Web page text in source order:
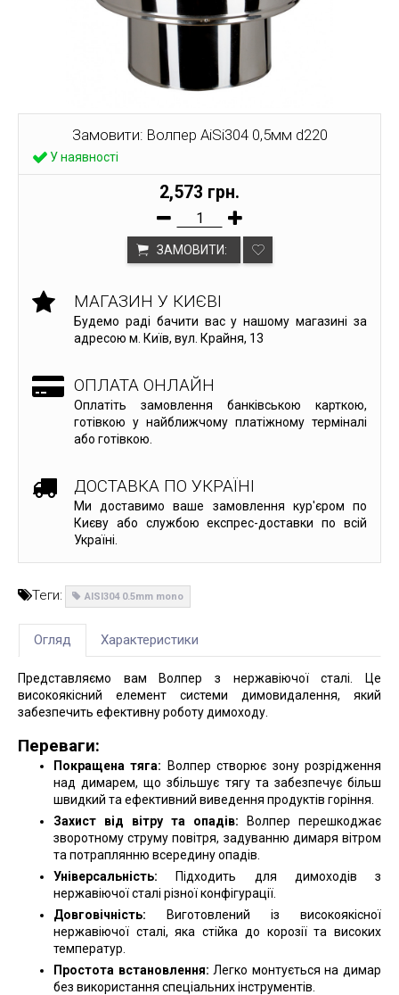
Замовити: Волпер AiSi304 0,5мм d220
У наявності
2,573 грн.
ЗАМОВИТИ:
МАГАЗИН У КИЄВІ
Будемо раді бачити вас у нашому магазині за
адресою м. Київ, вул. Крайня, 13
ОПЛАТА ОНЛАЙН
Оплатіть замовлення банківською карткою,
готівкою у найближчому платіжному терміналі
або готівкою.
ДОСТАВКА ПО УКРАЇНІ
Ми доставимо ваше замовлення кур'єром по
Києву або службою експрес-доставки по всій
Україні.
Теги: AISI304 0.5mm mono
Огляд Характеристики
Представляємо вам Волпер з нержавіючої сталі. Це
високоякісний елемент системи димовидалення, який
забезпечить ефективну роботу димоходу.
Переваги:
Покращена тяга: Волпер створює зону розрідження
над димарем, що збільшує тягу та забезпечує більш
швидкий та ефективний виведення продуктів горіння.
Захист від вітру та опадів: Волпер перешкоджає
зворотному струму повітря, задуванню димаря вітром
та потраплянню всередину опадів.
Універсальність: Підходить для димоходів з
нержавіючої сталі різної конфігурації.
Довговічність: Виготовлений із високоякісної
нержавіючої сталі, яка стійка до корозії та високих
температур.
Простота встановлення: Легко монтується на димар
без використання спеціальних інструментів.